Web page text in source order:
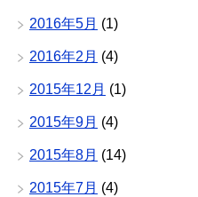
2016年5月 (1)
2016年2月 (4)
2015年12月 (1)
2015年9月 (4)
2015年8月 (14)
2015年7月 (4)